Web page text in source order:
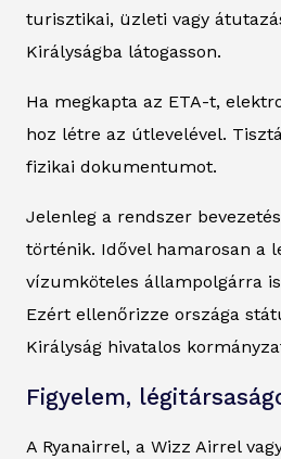
turisztikai, üzleti vagy
Királyságba látogasson.
Ha megkapta az ETA-t,
hoz létre az útlevelével.
fizikai dokumentumot.
Jelenleg a rendszer
történik. Idővel hamarosan a
vízumköteles állampolgárra
Ezért ellenőrizze országa
Királyság hivatalos
Figyelem,
A Ryanairrel, a Wizz Airrel